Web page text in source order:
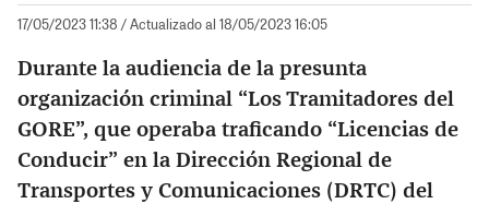
17/05/2023 11:38 / Actualizado al 18/05/2023 16:05
Durante la audiencia de la presunta
organización criminal “Los Tramitadores del
GORE”, que operaba traficando “Licencias de
Conducir” en la Dirección Regional de
Transportes y Comunicaciones (DRTC) del